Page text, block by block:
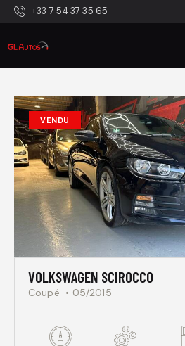
+33 7 54 37 35 65
VENDU
VOLKSWAGEN SCIROCCO
Coupé 05/2015